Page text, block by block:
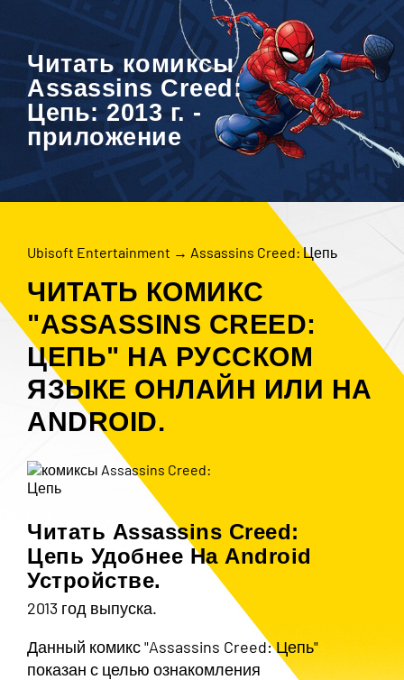
Читать комиксы
Assassins Creed:
Цепь: 2013 г. -
приложение
Ubisoft Entertainment → Assassins Creed: Цепь
ЧИТАТЬ КОМИКС
"ASSASSINS CREED:
ЦЕПЬ" НА РУССКОМ
ЯЗЫКЕ ОНЛАЙН ИЛИ НА
ANDROID.
Читать Assassins Creed:
Цепь Удобнее На Android
Устройстве.
2013 год выпуска.
Данный комикс "Assassins Creed: Цепь"
показан с целью ознакомления